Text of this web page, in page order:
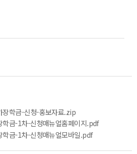
학금-신청-홍보자료.zip
금-1차-신청매뉴얼홈페이지.pdf
금-1차-신청매뉴얼모바일.pdf